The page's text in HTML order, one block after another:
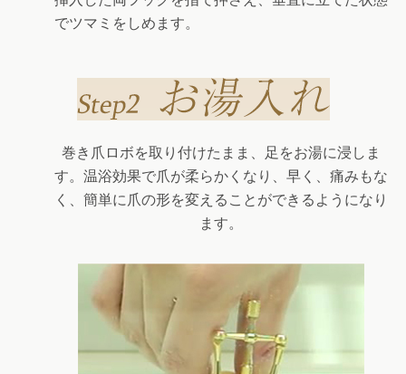
でツマミをしめます。
巻き爪ロボを取り付けたまま、足をお湯に浸しま
す。温浴効果で爪が柔らかくなり、早く、痛みもな
く、簡単に爪の形を変えることができるようになり
ます。